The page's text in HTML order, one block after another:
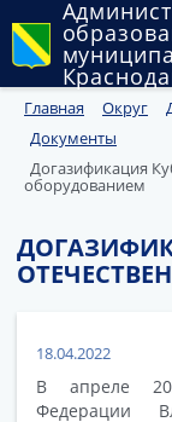
Округ
Администрация
Публичные
Главная Округ
Документы
Догазификация
оборудованием
18.04.2022
В апреле
Федерации